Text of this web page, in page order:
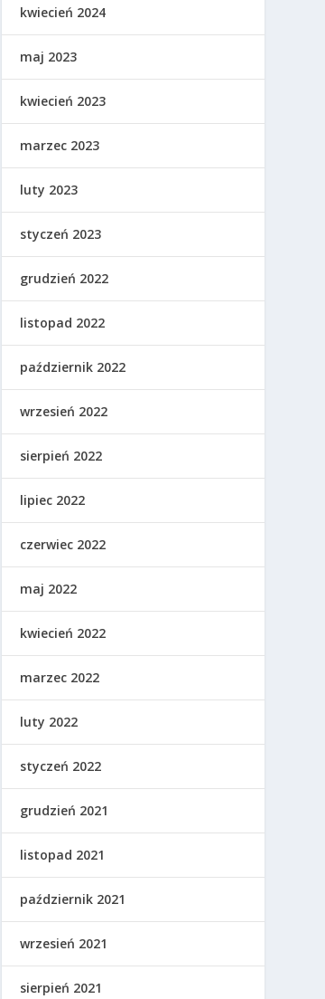
kwiecień 2024
maj 2023
kwiecień 2023
marzec 2023
luty 2023
styczeń 2023
grudzień 2022
listopad 2022
październik 2022
wrzesień 2022
sierpień 2022
lipiec 2022
czerwiec 2022
maj 2022
kwiecień 2022
marzec 2022
luty 2022
styczeń 2022
grudzień 2021
listopad 2021
październik 2021
wrzesień 2021
sierpień 2021